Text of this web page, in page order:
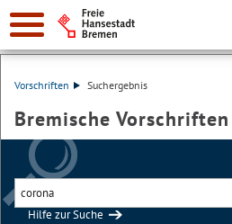
Vorschriften Suchergebnis
Bremische Vorschriften
Hilfe zur Suche